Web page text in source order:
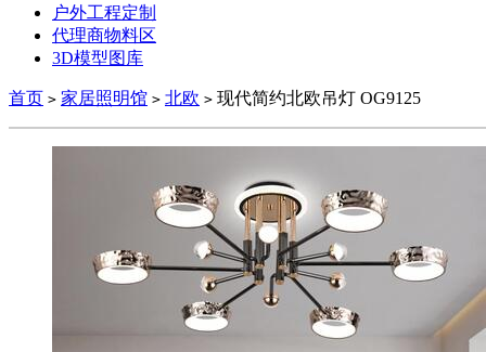
户外工程定制
代理商物料区
3D模型图库
首页 > 家居照明馆 > 北欧 > 现代简约北欧吊灯 OG9125